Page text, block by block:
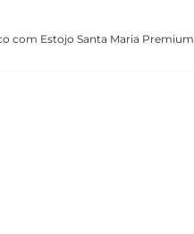
com Estojo Santa Maria Premium